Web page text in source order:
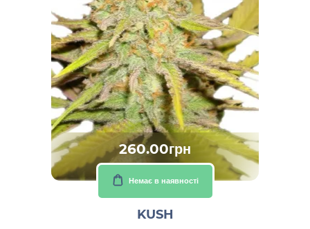
260.00грн
Немає в наявності
KUSH